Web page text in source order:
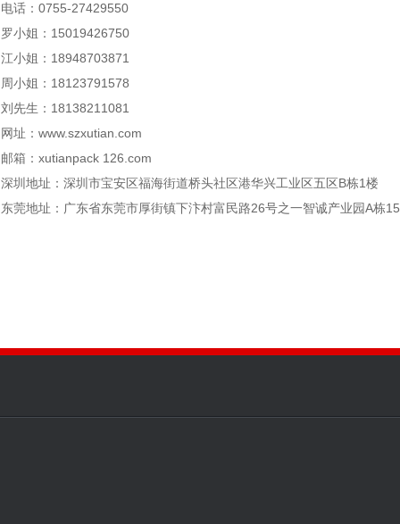
电话：0755-27429550
罗小姐：15019426750
江小姐：18948703871
周小姐：18123791578
刘先生：18138211081
网址：www.szxutian.com
邮箱：xutianpack 126.com
深圳地址：深圳市宝安区福海街道桥头社区港华兴工业区五区B栋1楼
东莞地址：广东省东莞市厚街镇下汴村富民路26号之一智诚产业园A栋